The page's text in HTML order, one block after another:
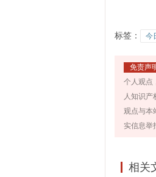
标签： 今
免责声
个人观点
人知识产
观点与本
实信息举
相关